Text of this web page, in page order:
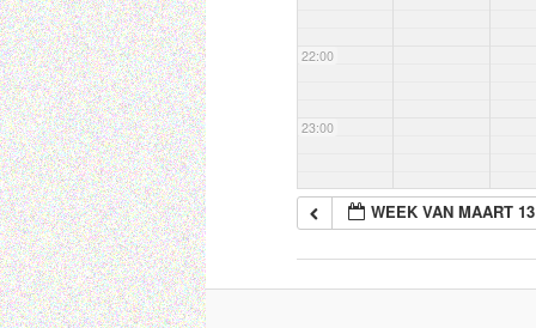
22:00
23:00
WEEK VAN MAART 13